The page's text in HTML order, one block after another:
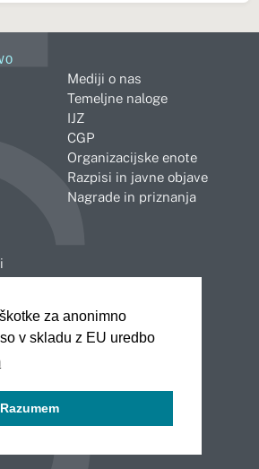
za anonimno
v skladu z EU uredbo
Razumem
Mediji o nas
Temeljne naloge
IJZ
CGP
Organizacijske enote
Razpisi in javne objave
Nagrade in priznanja
Novo mesto
Slovenj Gradec